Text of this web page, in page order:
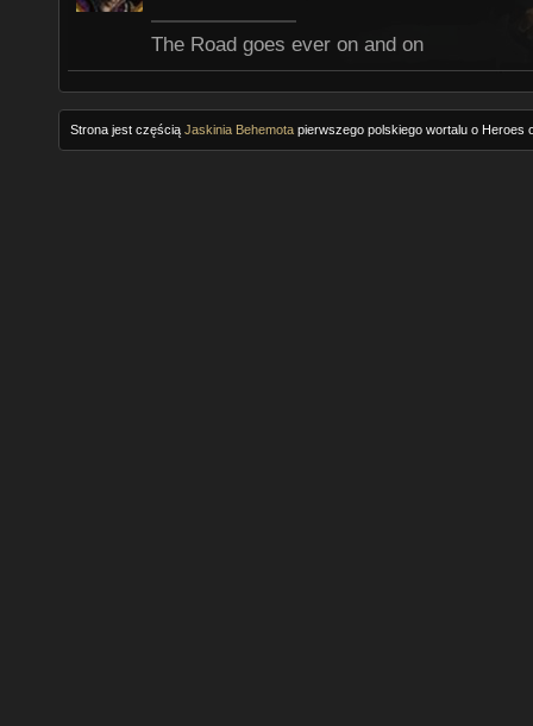
The Road goes ever on and on
Strona jest częścią Jaskinia Behemotapierwszego polskiego wortalu o Heroes